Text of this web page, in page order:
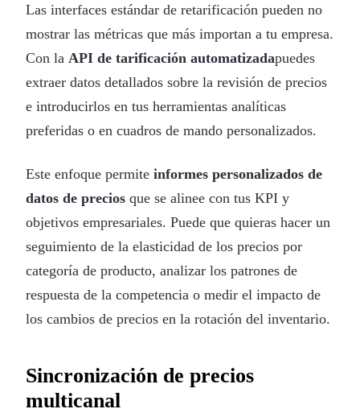
Las interfaces estándar de retarificación pueden no
mostrar las métricas que más importan a tu empresa.
Con la API de tarificación automatizadapuedes
extraer datos detallados sobre la revisión de precios
e introducirlos en tus herramientas analíticas
preferidas o en cuadros de mando personalizados.
Este enfoque permite informes personalizados de
datos de precios que se alinee con tus KPI y
objetivos empresariales. Puede que quieras hacer un
seguimiento de la elasticidad de los precios por
categoría de producto, analizar los patrones de
respuesta de la competencia o medir el impacto de
los cambios de precios en la rotación del inventario.
Sincronización de precios
multicanal